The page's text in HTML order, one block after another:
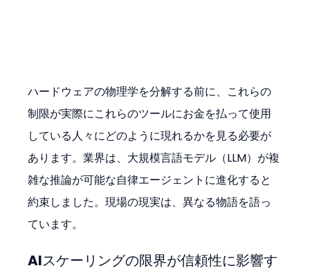
ハードウェアの物理学を分解する前に、これらの
制限が実際にこれらのツールにお金を払って使用
している人々にどのように現れるかを見る必要が
あります。業界は、大規模言語モデル（LLM）が複
雑な推論が可能な自律エージェントに進化すると
約束しました。現場の現実は、異なる物語を語っ
ています。
AIスケーリングの限界が信頼性に影響す